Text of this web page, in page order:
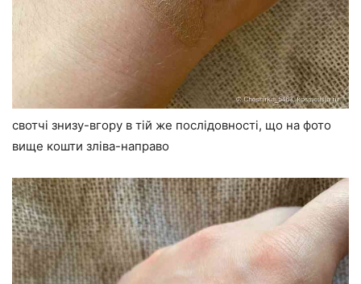
свотчі знизу-вгору в тій же послідовності, що на фото
вище кошти зліва-направо